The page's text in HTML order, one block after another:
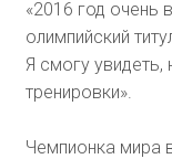
«2016 год очень
олимпийский
Я смогу увидеть,
тренировки».
Чемпионка мира